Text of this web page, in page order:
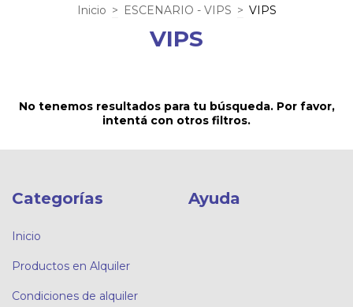
Inicio > ESCENARIO - VIPS > VIPS
VIPS
No tenemos resultados para tu búsqueda. Por favor,
intentá con otros filtros.
Categorías
Inicio
Productos en Alquiler
Condiciones de alquiler
Ayuda